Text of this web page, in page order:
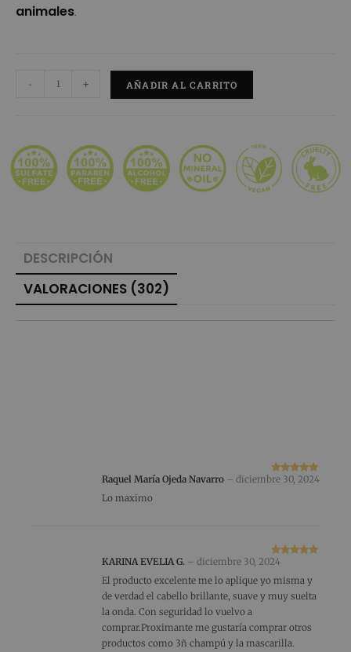
animales.
- + AÑADIR AL CARRITO
DESCRIPCIÓN
VALORACIONES (302)
Valorado
Raquel María Ojeda Navarro – diciembre 30, 2024
Lo maximo
Valorado
con5de 5
KARINA EVELIA G. – diciembre 30, 2024
El producto excelente me lo aplique yo misma y
de verdad el cabello brillante, suave y muy suelta
la onda. Con seguridad lo vuelvo a
comprar.Proximante me gustaría comprar otros
productos como 3ñ champú y la mascarilla.